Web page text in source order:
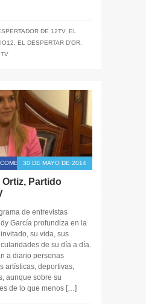
DE 12TV, EL
EL DESPERTAR D'OR
30 DE MAYO DE 2014
Partido
de entrevistas
García profundiza en la
su vida, sus
de su día a día.
a diario personas
artísticas, deportivas,
aunque sobre su
de lo que menos […]